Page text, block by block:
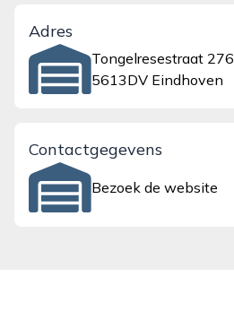
Adres
Tongelresestraat 276
5613DV Eindhoven
Contactgegevens
Bezoek de website